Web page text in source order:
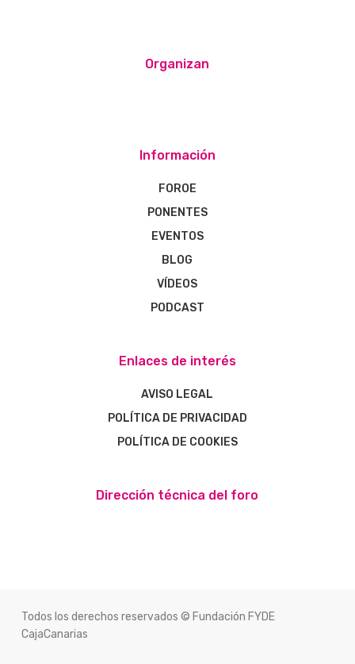
Organizan
Información
FOROE
PONENTES
EVENTOS
BLOG
VÍDEOS
PODCAST
Enlaces de interés
AVISO LEGAL
POLÍTICA DE PRIVACIDAD
POLÍTICA DE COOKIES
Dirección técnica del foro
Todos los derechos reservados © Fundación FYDE
CajaCanarias